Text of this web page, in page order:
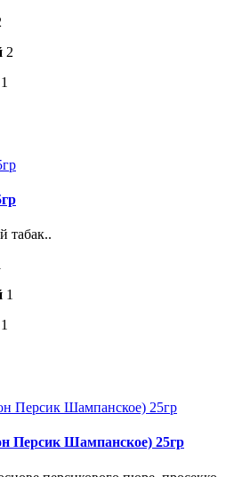
2
1
табак..
1
1
Персик Шампанское) 25гр